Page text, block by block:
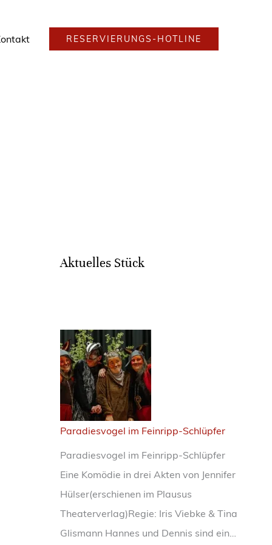
RESERVIERUNGS-HOTLINE
Aktuelles Stück
Paradiesvogel im Feinripp-Schlüpfer
Paradiesvogel im Feinripp-Schlüpfer
Eine Komödie in drei Akten von Jennifer
Hülser(erschienen im Plausus
Theaterverlag)Regie: Iris Viebke & Tina
Glismann Hannes und Dennis sind ein…